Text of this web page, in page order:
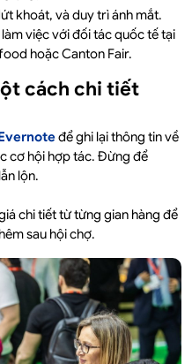
khoát, và duy trì ánh mắt.
việc với đối tác quốc tế tại
hoặc Canton Fair.
cách chi tiết
để ghi lại thông tin về
cơ hội hợp tác. Đừng để
lộn.
chi tiết từ từng gian hàng để
sau hội chợ.